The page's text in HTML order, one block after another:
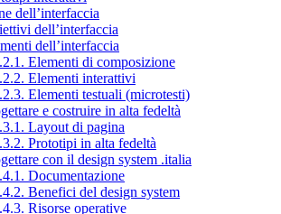
dell’interfaccia
dell’interfaccia
dell’interfaccia
Elementi di composizione
Elementi interattivi
Elementi testuali (microtesti)
e costruire in alta fedeltà
Layout di pagina
Prototipi in alta fedeltà
con il design system .italia
Documentazione
Benefici del design system
Risorse operative